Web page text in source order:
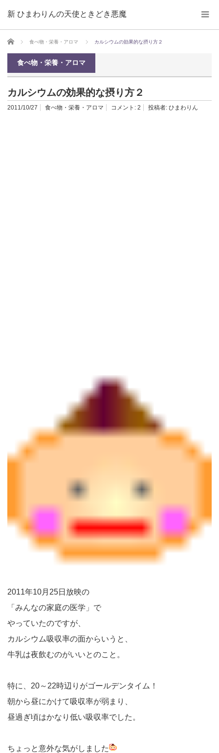
新 ひまわりんの天使ときどき悪魔
ホーム 食べ物・栄養・アロマ カルシウムの効果的な摂り方２
食べ物・栄養・アロマ
カルシウムの効果的な摂り方２
2011/10/27 食べ物・栄養・アロマ コメント: 2 投稿者: ひまわりん
2011年10月25日放映の
「みんなの家庭の医学」で
やっていたのですが、
カルシウム吸収率の面からいうと、
牛乳は夜飲むのがいいとのこと。
特に、20～22時辺りがゴールデンタイム！
朝から昼にかけて吸収率が弱まり、
昼過ぎ頃はかなり低い吸収率でした。
ちょっと意外な気がしました